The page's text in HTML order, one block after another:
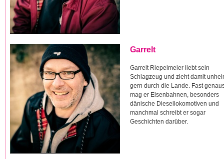
Garrelt
Garrelt Riepelmeier liebt sein
Schlagzeug und zieht damit
gern durch die Lande. Fast
mag er Eisenbahnen, besonders
dänische Diesellokomotiven und
manchmal schreibt er sogar
Geschichten darüber.